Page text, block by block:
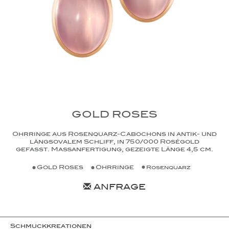
GOLD ROSES
Ohrringe aus Rosenquarz-Cabochons in antik- und
längsovalem Schliff, in 750/000 Roségold
gefasst. Maßanfertigung, gezeigte Länge 4,5 cm.
Gold Roses
Ohrringe Rosenquarz
ANFRAGE
Schmuckkreationen